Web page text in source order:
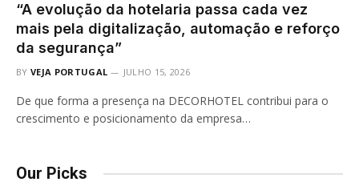
“A evolução da hotelaria passa cada vez
mais pela digitalização, automação e reforço
da segurança”
BY VEJA PORTUGAL JULHO 15, 2026
De que forma a presença na DECORHOTEL contribui para o
crescimento e posicionamento da empresa…
Our Picks